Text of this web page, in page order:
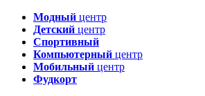
Модный центр
Детский центр
Спортивный
Компьютерный центр
Мобильный центр
Фудкорт